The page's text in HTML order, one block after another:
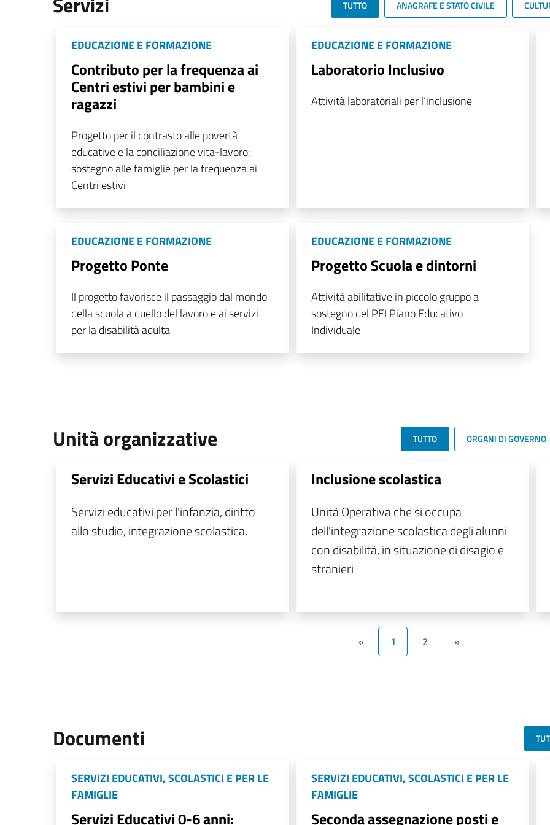
TUTTO ANAGRAFE E STATO CIVILE
EDUCAZIONE E FORMAZIONE
Contributo per la frequenza ai
Centri estivi per bambini e
ragazzi
Progetto per il contrasto alle povertà
educative e la conciliazione vita-lavoro:
sostegno alle famiglie per la frequenza ai
Centri estivi
EDUCAZIONE E FORMAZIONE
Laboratorio Inclusivo
Attività laboratoriali per l’inclusione
EDUCAZIONE E FORMAZIONE
Progetto Ponte
Il progetto favorisce il passaggio dal mondo
della scuola a quello del lavoro e ai servizi
per la disabilità adulta
EDUCAZIONE E FORMAZIONE
Progetto Scuola e dintorni
Attività abilitative in piccolo gruppo a
sostegno del PEI Piano Educativo
Individuale
Unità organizzative TUTTO ORGANI DI GOVERNO
Servizi Educativi e Scolastici
Servizi educativi per l'infanzia, diritto
allo studio, integrazione scolastica.
Inclusione scolastica
Unità Operativa che si occupa
dell'integrazione scolastica degli alunni
con disabilità, in situazione di disagio e
stranieri
« 1 2 »
Documenti
SERVIZI EDUCATIVI, SCOLASTICI E PER LE
FAMIGLIE
Servizi Educativi 0-6 anni:
SERVIZI EDUCATIVI, SCOLASTICI E PER LE
FAMIGLIE
Seconda assegnazione posti e